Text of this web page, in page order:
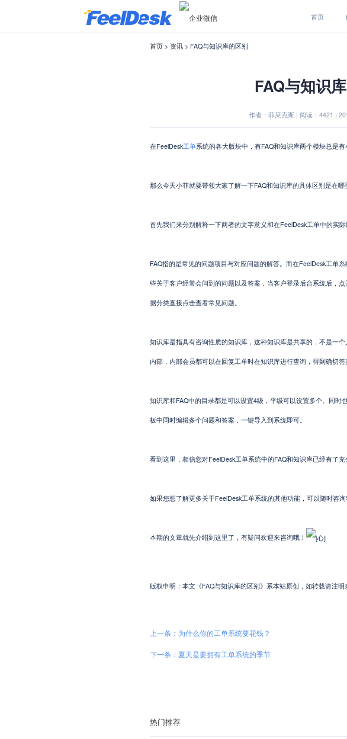
首页
首页> 资讯> FAQ与知识库的区别
FAQ与知识
作者：菲莱克斯 | 阅读：4421 |
在FeelDesk工单系统的各大版块中，有FAQ和知识库两个模块总是有
那么今天小菲就要带领大家了解一下FAQ和知识库的具体区别是在哪
首先我们来分别解释一下两者的文字意义和在FeelDesk工单中的实际
FAQ指的是常见的问题项目与对应问题的解答。而在FeelDesk工单系
些关于客户经常会问到的问题以及答案，当客户登录后台系统后，
据分类直接点击查看常见问题。
知识库是指具有咨询性质的知识库，这种知识库是共享的，不是一个
内部，内部会员都可以在回复工单时在知识库进行查询，得到确切答
知识库和FAQ中的目录都是可以设置4级，平级可以设置多个。同时
板中同时编辑多个问题和答案，一键导入到系统即可。
看到这里，相信您对FeelDesk工单系统中的FAQ和知识库已经有了充
如果您想了解更多关于FeelDesk工单系统的其他功能，可以随时咨询
本期的文章就先介绍到这里了，有疑问欢迎来咨询哦！
版权申明：本文《FAQ与知识库的区别》系本站原创，如转载请注明
上一条：为什么你的工单系统要花钱？
下一条：夏天是要拥有工单系统的季节
热门推荐